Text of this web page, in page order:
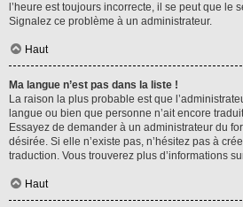
l’heure est toujours incorrecte, il se peut que le
Signalez ce problème à un administrateur.
Haut
Ma langue n’est pas dans la liste !
La raison la plus probable est que
langue ou bien que personne n’ait encore
Essayez de demander à un administrateur du
désirée. Si elle n’existe pas, n’hésitez pas à
traduction. Vous trouverez plus d’informations
Haut